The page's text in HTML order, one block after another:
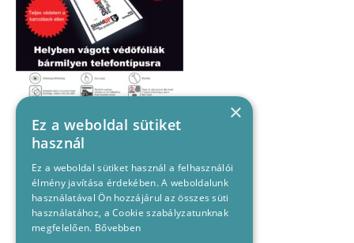
×
Ez a weboldal sütiket
használ
Ez a weboldal sütiket használ a felhasználói
élmény javítása érdekében. A weboldalunk
használatával Ön hozzájárul az összes süti
használatához, a Cookie szabályzatunknak
megfelelően. Bővebben